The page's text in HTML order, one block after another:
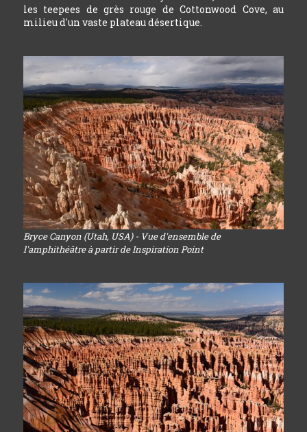
les teepees de grès rouge de Cottonwood Cove, au
milieu d'un vaste plateau désertique.
Bryce Canyon (Utah, USA) - Vue d'ensemble de
l'amphithéâtre à partir de Inspiration Point